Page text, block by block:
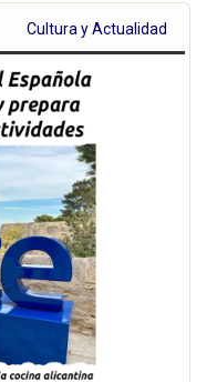
Cultura y Actualidad